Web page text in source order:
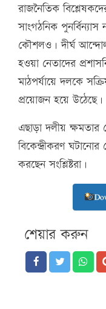
রাজনৈতিক
সাংগঠনিক
কৌশলও। দীর্ঘ
হওয়া নেতাদের
মাঠপর্যায়ে দলকে
প্রয়োজন হয়ে উঠেছে।
এছাড়া দলীয় ক্ষমতার
বিকেন্দ্রীকরণ
করছেন সংশ্লিষ্টরা।
শেয়ার করুন